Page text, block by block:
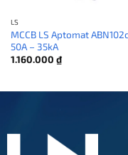
LS
MCCB LS Aptomat
50A – 35kA
1.160.000 ₫